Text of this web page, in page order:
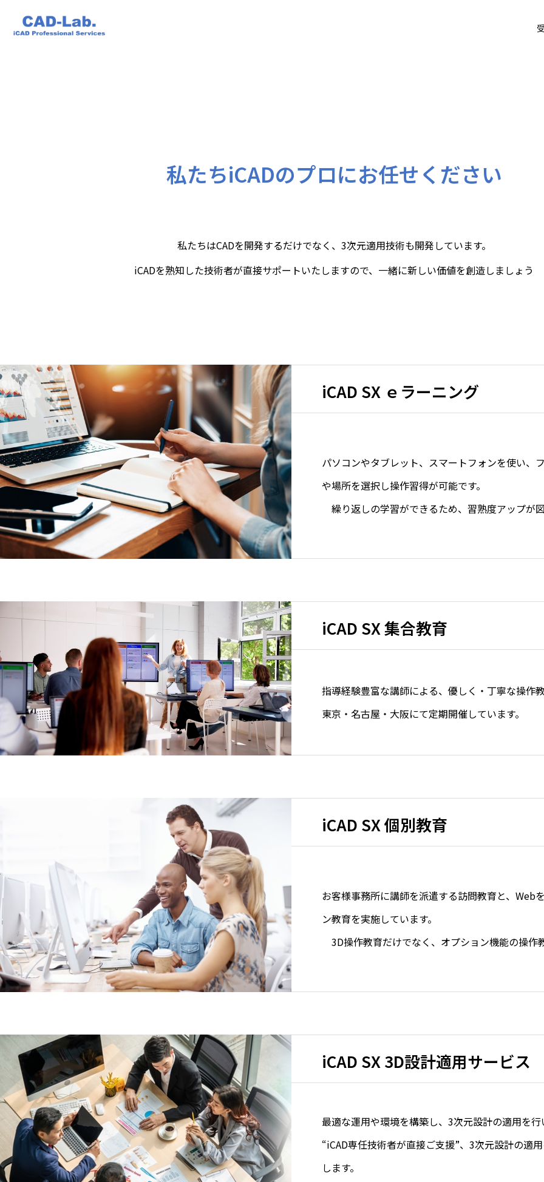
私たちiCADのプロにお任せください
私たちはCADを開発するだけでなく、3次元適用技術も開発しています。
iCADを熟知した技術者が直接サポートいたしますので、一緒に新しい価値を創造しましょう
iCAD SX ｅラーニング
パソコンやタブレット、スマートフォンを使い、
や場所を選択し操作習得が
繰り返しの学習ができるため、習熟度アップが図
iCAD SX 集合教育
指導経験豊富な講師による、優しく・丁寧な操作
東京・名古屋・大阪にて定期開催しています。
iCAD SX 個別教育
お客様事務所に講師を派遣する訪問教育と、Web
ン教育を実施して
3D操作教育だけでなく、オプション機能の操作
iCAD SX 3D設計適用サービス
最適な運用や環境を構築し、3次元設計の適用を
“iCAD専任技術者が直接ご支援”、3次元設計の適
します。